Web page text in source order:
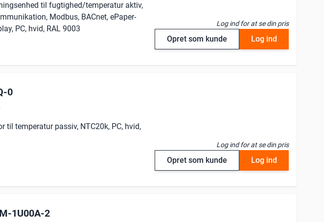
til fugtighed/temperatur aktiv,
Modbus, BACnet, ePaper-
PC, hvid, RAL 9003
Log ind for at se din pris
Opret som kunde Log ind
0
til temperatur passiv, NTC20k, PC, hvid,
Log ind for at se din pris
Opret som kunde Log ind
1U00A-2